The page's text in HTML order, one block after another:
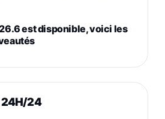
est disponible, voici les
24H/24